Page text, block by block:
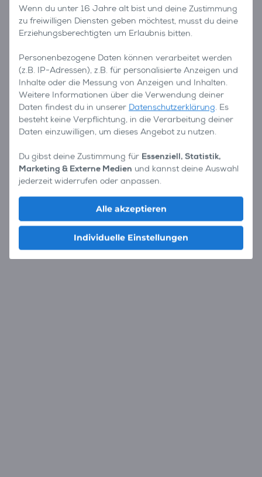
Wenn du unter 16 Jahre alt bist und deine Zustimmung
zu freiwilligen Diensten geben möchtest, musst du deine
Erziehungsberechtigten um Erlaubnis bitten.
Personenbezogene Daten können verarbeitet werden
(z.B. IP-Adressen), z.B. für personalisierte Anzeigen und
Inhalte oder die Messung von Anzeigen und Inhalten.
Weitere Informationen über die Verwendung deiner
Daten findest du in unserer Datenschutzerklärung. Es
besteht keine Verpflichtung, in die Verarbeitung deiner
Daten einzuwilligen, um dieses Angebot zu nutzen.
Du gibst deine Zustimmung für Essenziell, Statistik,
Marketing & Externe Medien und kannst deine Auswahl
jederzeit widerrufen oder anpassen.
Individuelle Einstellungen
Alle akzeptieren